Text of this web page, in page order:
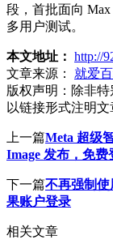
段，首批面向
多用户测试。
本文地址： http://
文章来源：
就爱
版权声明： 除非
以链接形式注明文
上一篇Meta 超级
Image 发布，免
下一篇不再强制
果账户登录
相关文章